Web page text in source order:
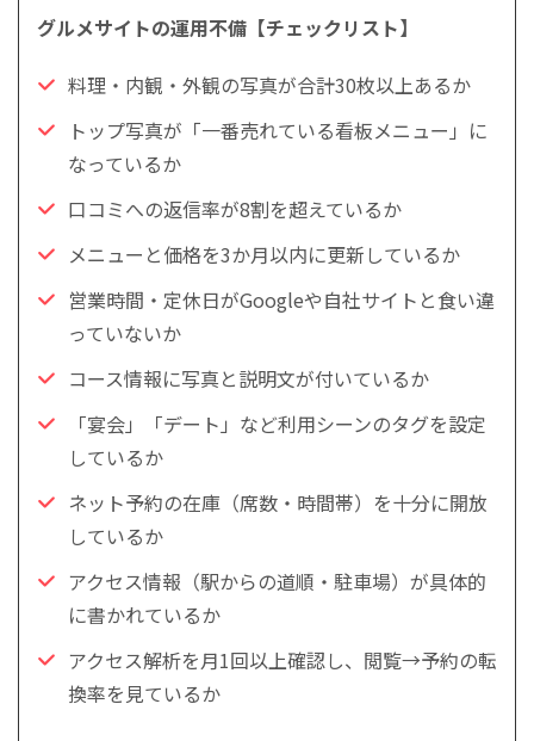
グルメサイトの運用不備【チェックリスト】
料理・内観・外観の写真が合計30枚以上あるか
トップ写真が「一番売れている看板メニュー」に
なっているか
口コミへの返信率が8割を超えているか
メニューと価格を3か月以内に更新しているか
営業時間・定休日がGoogleや自社サイトと食い違
っていないか
コース情報に写真と説明文が付いているか
「宴会」「デート」など利用シーンのタグを設定
しているか
ネット予約の在庫（席数・時間帯）を十分に開放
しているか
アクセス情報（駅からの道順・駐車場）が具体的
に書かれているか
アクセス解析を月1回以上確認し、閲覧→予約の転
換率を見ているか